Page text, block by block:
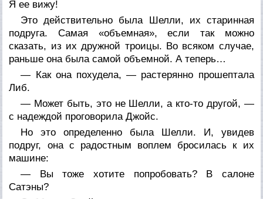
Я ее вижу!
Это действительно была Шелли, их старинная
подруга. Самая «объемная», если так можно
сказать, из их дружной троицы. Во всяком случае,
раньше она была самой объемной. А теперь…
— Как она похудела, — растерянно прошептала
Либ.
— Может быть, это не Шелли, а кто-то другой, —
с надеждой проговорила Джойс.
Но это определенно была Шелли. И, увидев
подруг, она с радостным воплем бросилась к их
машине:
— Вы тоже хотите попробовать? В салоне
Сатэны?